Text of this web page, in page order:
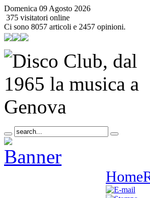
Domenica 09 Agosto 2026
375 visitatori online
Ci sono 8057 articoli e 2457 opinioni.
Home